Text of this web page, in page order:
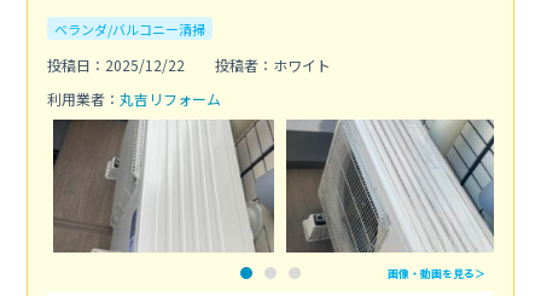
ベランダ/バルコニー清掃
投稿日：2025/12/22
投稿者：ホワイト
利用業者： 丸吉リフォーム
画像・動画を見る＞